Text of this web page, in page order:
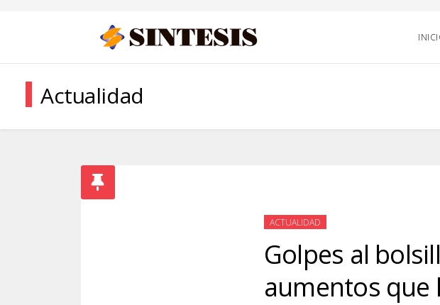
Actualidad
ACTUALIDAD
Golpes al
aumentos que